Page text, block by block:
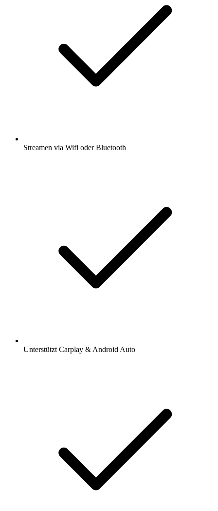
Streamen via Wifi oder Bluetooth
Unterstützt Carplay & Android Auto